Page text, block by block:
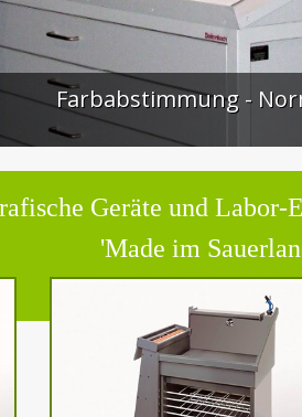
Farbabstimmung -
Geräte und Labor-
'Made im